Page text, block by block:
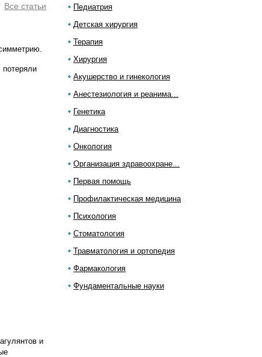
Педиатрия
Детская хирургия
Терапия
Хирургия
Акушерство и гинекология
Анестезиология и реанима...
Генетика
Диагностика
Онкология
Организация здравоохране...
Первая помощь
Профилактическая медицина
Психология
Стоматология
Травматология и ортопедия
Фармакология
Фундаментальные науки
Все статьи
и